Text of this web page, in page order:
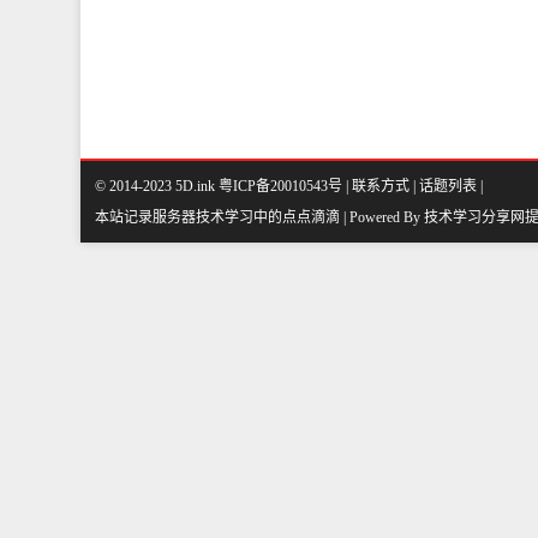
© 2014-2023 5D.ink 粤ICP备20010543号 联系方式 话题列表
本站记录服务器技术学习中的点点滴滴 | Powered By 技术学习分享网